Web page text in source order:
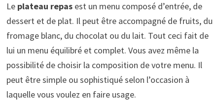
Le plateau repasest un menu composé d’entrée, de
dessert et de plat. Il peut être accompagné de fruits, du
fromage blanc, du chocolat ou du lait. Tout ceci fait de
lui un menu équilibré et complet. Vous avez même la
possibilité de choisir la composition de votre menu. Il
peut être simple ou sophistiqué selon l’occasion à
laquelle vous voulez en faire usage.